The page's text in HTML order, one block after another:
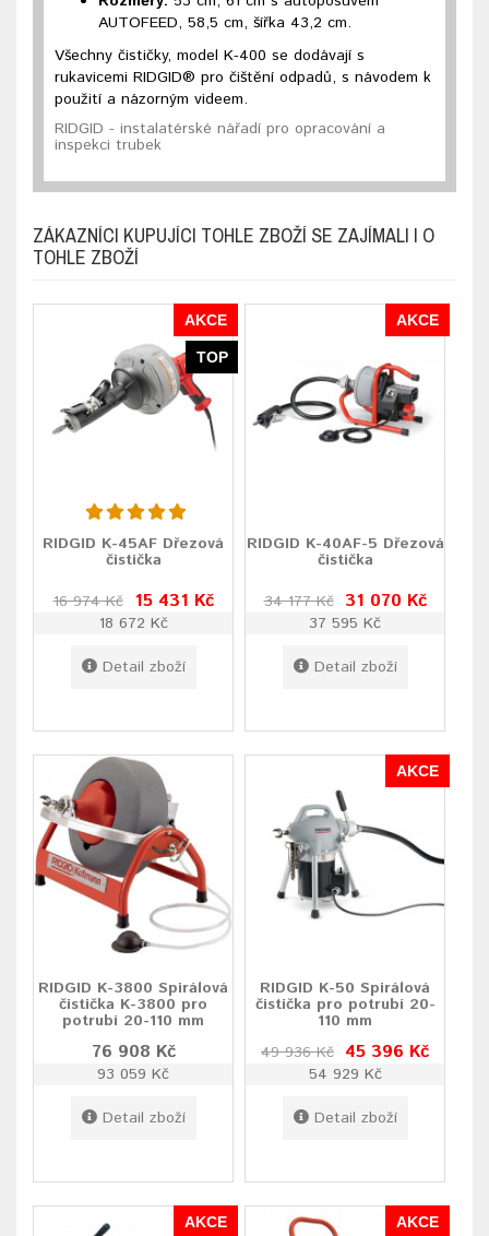
AUTOFEED, 58,5 cm, šířka 43,2 cm.
Všechny čističky, model K-400 se dodávají s
rukavicemi RIDGID® pro čištění odpadů, s návodem k
použití a názorným videem.
RIDGID - instalatérské nářadí pro opracování a
inspekci trubek
ZÁKAZNÍCI KUPUJÍCI TOHLE ZBOŽÍ SE ZAJÍMALI I O
TOHLE ZBOŽÍ
AKCE
TOP
RIDGID K-45AF Dřezová
čistička
16 974 Kč 15 431 Kč
18 672 Kč
Detail zboží
AKCE
RIDGID K-40AF-5 Dřezová
čistička
34 177 Kč 31 070 Kč
37 595 Kč
Detail zboží
RIDGID K-3800 Spirálová
čistička K-3800 pro
potrubí 20-110 mm
76 908 Kč
93 059 Kč
Detail zboží
AKCE
RIDGID K-50 Spirálová
čistička pro potrubí 20-
110 mm
49 936 Kč 45 396 Kč
54 929 Kč
Detail zboží
AKCE AKCE